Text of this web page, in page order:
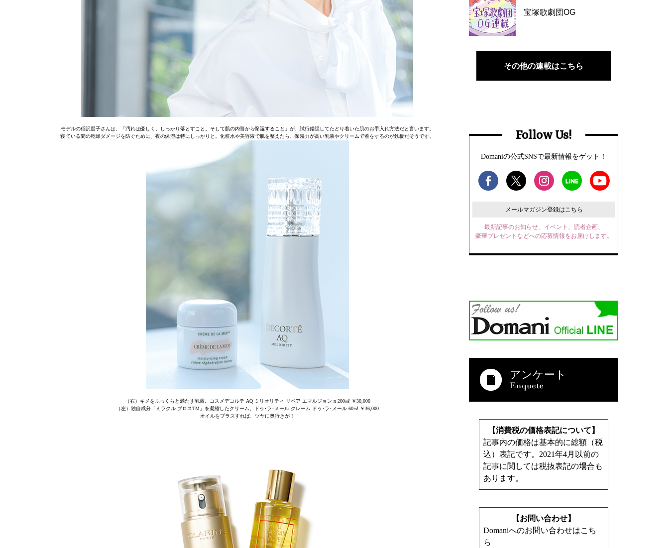
モデルの稲沢朋子さんは、「汚れは優しく、しっかり落とすこと。そして肌の内側から保湿すること」が、試行錯誤してたどり着いた肌のお手入れ方法だと言います。
寝ている間の乾燥ダメージを防ぐために、夜の保湿は特にしっかりと。化粧水や美容液で肌を整えたら、保湿力が高い乳液やクリームで蓋をするのが鉄板だそうです。
（右）キメをふっくらと満たす乳液。コスメデコルテ AQ ミリオリティ リペア エマルジョン n 200㎖ ￥30,000
（左）独自成分「ミラクル ブロスTM」を凝縮したクリーム。ドゥ･ラ･メール クレーム ドゥ･ラ･メール 60㎖ ￥36,000
オイルをプラスすれば、ツヤに奥行きが！
宝塚歌劇団OG
その他の連載はこちら
Follow Us!
Domaniの公式SNSで最新情報をゲット！
メールマガジン登録はこちら
最新記事のお知らせ、イベント、読者企画、
豪華プレゼントなどへの応募情報をお届けします。
アンケート
【消費税の価格表記について】
記事内の価格は基本的に総額（税
込）表記です。2021年4月以前の
記事に関しては税抜表記の場合も
あります。
【お問い合わせ】
Domaniへのお問い合わせはこち
ら